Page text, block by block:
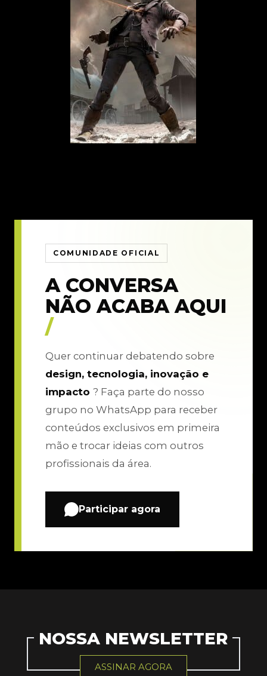
COMUNIDADE OFICIAL
A CONVERSA
NÃO ACABA AQUI
/
Quer continuar debatendo sobre
design, tecnologia, inovação e
impacto ? Faça parte do nosso
grupo no WhatsApp para receber
conteúdos exclusivos em primeira
mão e trocar ideias com outros
profissionais da área.
Participar agora
NOSSA NEWSLETTER
ASSINAR AGORA